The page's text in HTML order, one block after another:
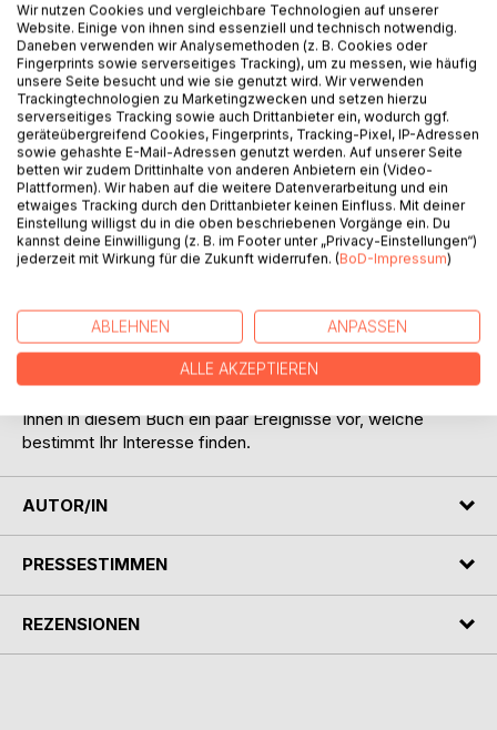
IN DEN WARENKORB
Auf die Merkliste
Titel bewerten
Das Leben in drei unterschiedlichen
Gesellschaftssystemen verlangt den Menschen viel ab. Um
Ihnen in diesem Buch ein paar Ereignisse vor, welche
bestimmt Ihr Interesse finden.
AUTOR/IN
PRESSESTIMMEN
REZENSIONEN
Wir nutzen Cookies und vergleichbare Technologien auf unserer
Website. Einige von ihnen sind essenziell und technisch notwendig.
Daneben verwenden wir Analysemethoden (z. B. Cookies oder
Fingerprints sowie serverseitiges Tracking), um zu messen, wie häufig
unsere Seite besucht und wie sie genutzt wird. Wir verwenden
Trackingtechnologien zu Marketingzwecken und setzen hierzu
serverseitiges Tracking sowie auch Drittanbieter ein, wodurch ggf.
geräteübergreifend Cookies, Fingerprints, Tracking-Pixel, IP-Adressen
sowie gehashte E-Mail-Adressen genutzt werden. Auf unserer Seite
betten wir zudem Drittinhalte von anderen Anbietern ein (Video-
Plattformen). Wir haben auf die weitere Datenverarbeitung und ein
etwaiges Tracking durch den Drittanbieter keinen Einfluss. Mit deiner
Einstellung willigst du in die oben beschriebenen Vorgänge ein. Du
kannst deine Einwilligung (z. B. im Footer unter „Privacy-Einstellungen“)
jederzeit mit Wirkung für die Zukunft widerrufen. (BoD-Impressum)
ABLEHNEN ANPASSEN
ALLE AKZEPTIEREN